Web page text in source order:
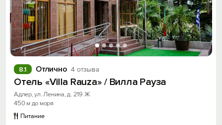
Отлично 4 отзыва
8.1
Отель «Villa Rauza» / Вилла Рауза
Адлер, ул. Ленина, д. 219 Ж
450 м до моря
Питание